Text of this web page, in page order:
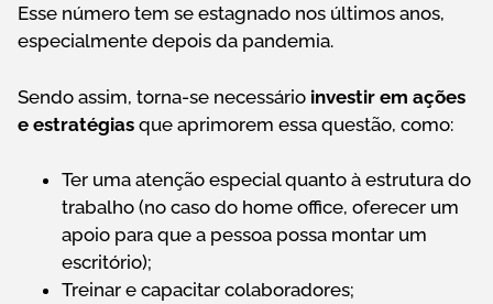
Esse número tem se estagnado nos últimos anos,
especialmente depois da pandemia.
Sendo assim, torna-se necessário investir em ações
e estratégias que aprimorem essa questão, como:
Ter uma atenção especial quanto à estrutura do
trabalho (no caso do home office, oferecer um
apoio para que a pessoa possa montar um
escritório);
Treinar e capacitar colaboradores;